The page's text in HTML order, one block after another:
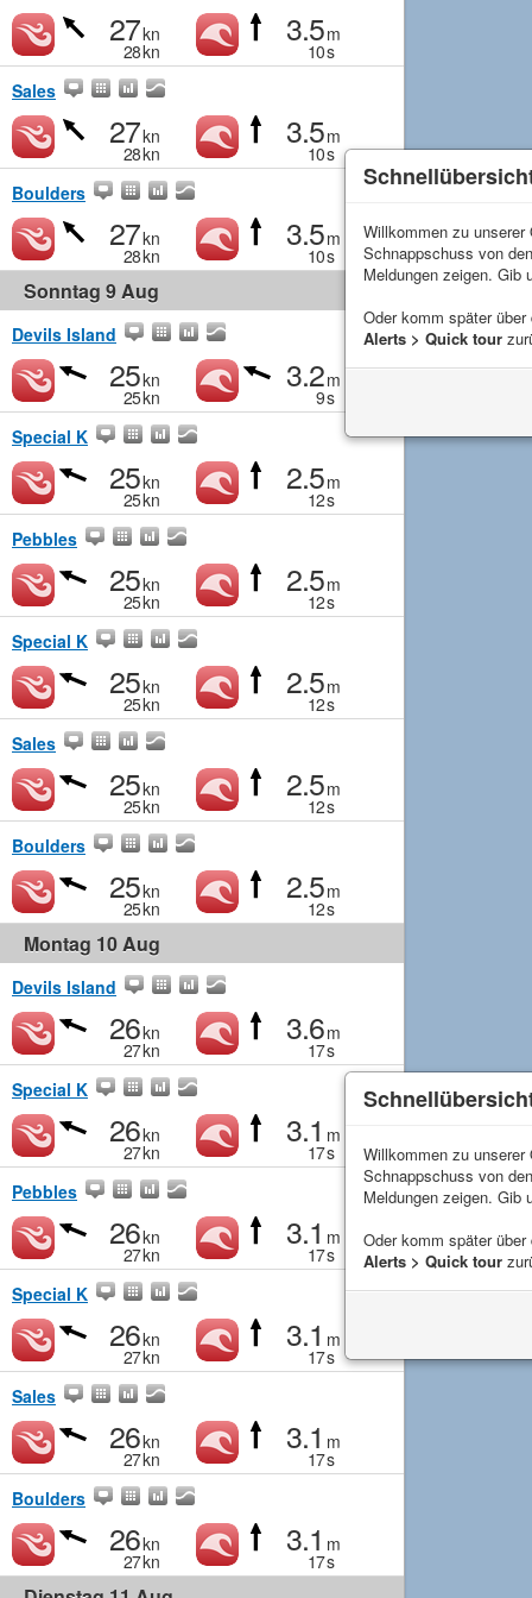
27kn
28kn
3.5m
10s
Sales
27kn
28kn
3.5m
10s
Boulders
27kn
28kn
3.5m
10s
Sonntag 9 Aug
Devils Island
25kn
25kn
3.2m
9s
Special K
25kn
25kn
2.5m
12s
Pebbles
25kn
25kn
2.5m
12s
Special K
25kn
25kn
2.5m
12s
Sales
25kn
25kn
2.5m
12s
Boulders
25kn
25kn
2.5m
12s
Montag 10 Aug
Devils Island
26kn
27kn
3.6m
17s
Special K
26kn
27kn
3.1 m
17s
Pebbles
26kn
27kn
3.1 m
17s
Special K
26kn
27kn
3.1 m
17s
Sales
26kn
27kn
3.1 m
17s
Boulders
26kn
27kn
3.1 m
17s
Willkommen zu
Schnappschuss von
Meldungen zeigen. Gib
Oder komm später über
Alerts > Quick tour
Willkommen zu
Schnappschuss von
Meldungen zeigen. Gib
Oder komm später über
Alerts > Quick tour